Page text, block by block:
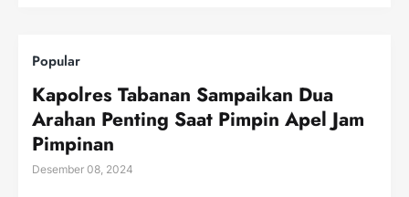
Popular
Kapolres Tabanan Sampaikan Dua
Arahan Penting Saat Pimpin Apel Jam
Pimpinan
Desember 08, 2024